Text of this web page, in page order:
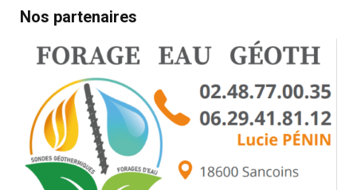
Nos partenaires